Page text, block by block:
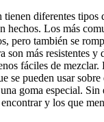
diferentes tipos
hechos. Los más
pero también se
son más resistentes y
fáciles de
se pueden usar
goma especial. Sin
y los que